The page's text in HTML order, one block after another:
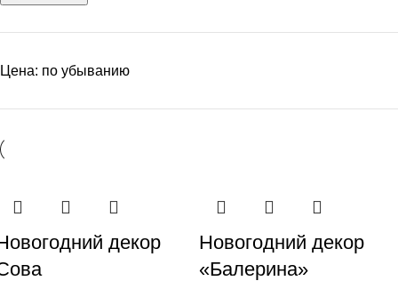
Цена: по убыванию
декор
Новогодний декор
«Балерина»